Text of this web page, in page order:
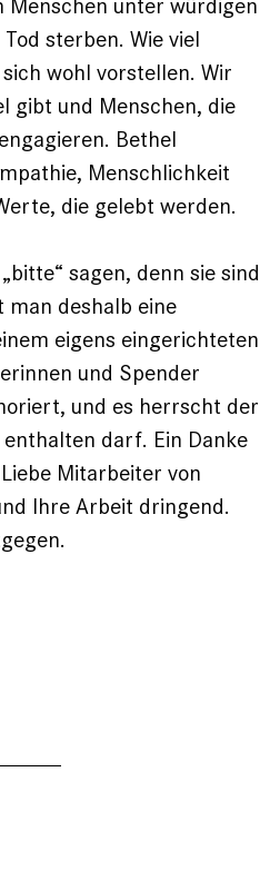
sterben. Wie viel
wohl vorstellen. Wir
gibt und Menschen, die
Bethel
Menschlichkeit
die gelebt werden.
sagen, denn sie sind
deshalb eine
eigens eingerichteten
und Spender
und es herrscht der
darf. Ein Danke
Mitarbeiter von
Ihre Arbeit dringend.